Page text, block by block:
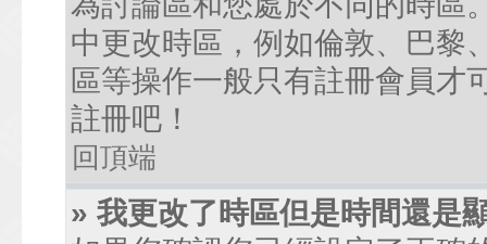
中更改時區，例如倫敦、巴黎
區等操作一般只有註冊會員才
註冊吧！
回頂端
» 我更改了時區但是時間還是